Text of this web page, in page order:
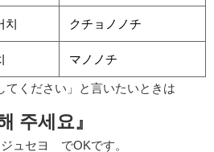
치 クチョノノチ
マノノチ
てください」と言いたいときは
주세요』
ュセヨ でOKです。